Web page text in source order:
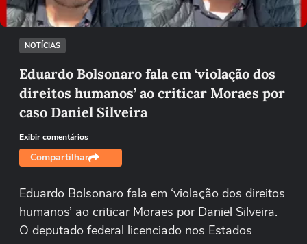
NOTÍCIAS
Eduardo Bolsonaro fala em ‘violação dos
direitos humanos’ ao criticar Moraes por
caso Daniel Silveira
Exibir comentários
Compartilhar
Eduardo Bolsonaro fala em ‘violação dos direitos
humanos’ ao criticar Moraes por Daniel Silveira.
O deputado federal licenciado nos Estados